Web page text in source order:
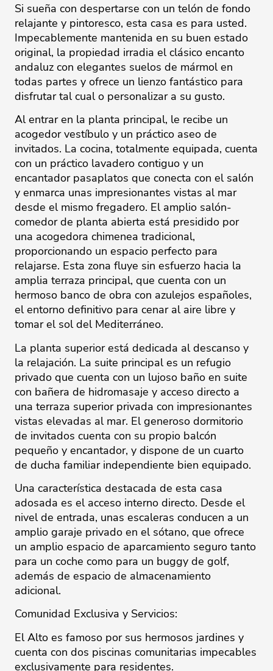
Si sueña con despertarse con un telón de fondo
relajante y pintoresco, esta casa es para usted.
Impecablemente mantenida en su buen estado
original, la propiedad irradia el clásico encanto
andaluz con elegantes suelos de mármol en
todas partes y ofrece un lienzo fantástico para
disfrutar tal cual o personalizar a su gusto.
Al entrar en la planta principal, le recibe un
acogedor vestíbulo y un práctico aseo de
invitados. La cocina, totalmente equipada, cuenta
con un práctico lavadero contiguo y un
encantador pasaplatos que conecta con el salón
y enmarca unas impresionantes vistas al mar
desde el mismo fregadero. El amplio salón-
comedor de planta abierta está presidido por
una acogedora chimenea tradicional,
proporcionando un espacio perfecto para
relajarse. Esta zona fluye sin esfuerzo hacia la
amplia terraza principal, que cuenta con un
hermoso banco de obra con azulejos españoles,
el entorno definitivo para cenar al aire libre y
tomar el sol del Mediterráneo.
La planta superior está dedicada al descanso y
la relajación. La suite principal es un refugio
privado que cuenta con un lujoso baño en suite
con bañera de hidromasaje y acceso directo a
una terraza superior privada con impresionantes
vistas elevadas al mar. El generoso dormitorio
de invitados cuenta con su propio balcón
pequeño y encantador, y dispone de un cuarto
de ducha familiar independiente bien equipado.
Una característica destacada de esta casa
adosada es el acceso interno directo. Desde el
nivel de entrada, unas escaleras conducen a un
amplio garaje privado en el sótano, que ofrece
un amplio espacio de aparcamiento seguro tanto
para un coche como para un buggy de golf,
además de espacio de almacenamiento
adicional.
Comunidad Exclusiva y Servicios:
El Alto es famoso por sus hermosos jardines y
cuenta con dos piscinas comunitarias impecables
exclusivamente para residentes.